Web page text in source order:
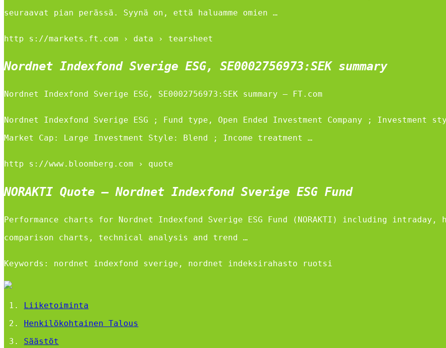
seuraavat pian perässä. Syynä on, että haluamme omien …
http s://markets.ft.com › data › tearsheet
Nordnet Indexfond Sverige ESG, SE0002756973:SEK summary
Nordnet Indexfond Sverige ESG, SE0002756973:SEK summary – FT.com
Nordnet Indexfond Sverige ESG ; Fund type, Open Ended Investment Company ; Investment
Market Cap: Large Investment Style: Blend ; Income treatment …
http s://www.bloomberg.com › quote
NORAKTI Quote – Nordnet Indexfond Sverige ESG Fund
Performance charts for Nordnet Indexfond Sverige ESG Fund (NORAKTI) including
comparison charts, technical analysis and trend …
Keywords: nordnet indexfond sverige, nordnet indeksirahasto ruotsi
Liiketoiminta
Henkilökohtainen Talous
Säästöt